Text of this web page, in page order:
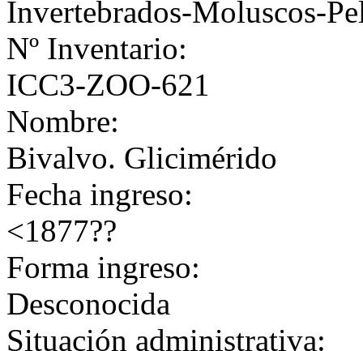
Invertebrados-Moluscos-
Nº Inventario:
ICC3-ZOO-621
Nombre:
Bivalvo. Glicimérido
Fecha ingreso:
<1877??
Forma ingreso:
Desconocida
Situación administrativa: